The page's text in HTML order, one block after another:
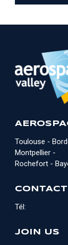
Toulouse -
Montpellier -
Rochefort -
Tél:
JOIN US